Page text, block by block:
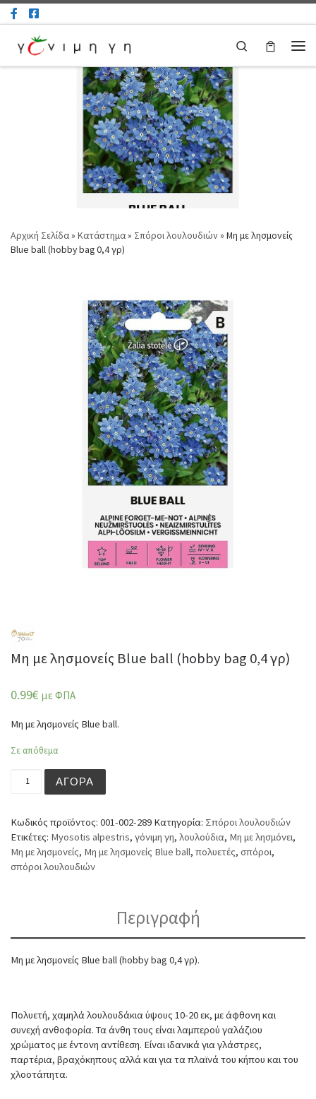
Μετάβαση στο περιεχόμενο
Search
Αρχική Σελίδα» Κατάστημα» Σπόροι λουλουδιών» Μη με λησμονείς
Blue ball (hobby bag 0,4 γρ)
Μη με λησμονείς Blue ball (hobby bag 0,4 γρ)
0.99€ με ΦΠΑ
Μη με λησμονείς Blue ball.
Σε απόθεμα
ΑΓΟΡΆ
Κωδικός προϊόντος: 001-002-289 Κατηγορία: Σπόροι λουλουδιών
Ετικέτες: Myosotis alpestris, γόνιμη γη, λουλούδια, Μη με λησμόνει,
Μη με λησμονείς, Μη με λησμονείς Blue ball, πολυετές, σπόροι,
σπόροι λουλουδιών
Περιγραφή
Μη με λησμονείς Blue ball (hobby bag 0,4 γρ).
Πολυετή, χαμηλά λουλουδάκια ύψους 10-20 εκ, με άφθονη και
συνεχή ανθοφορία. Τα άνθη τους είναι λαμπερού γαλάζιου
χρώματος με έντονη αντίθεση. Είναι ιδανικά για γλάστρες,
παρτέρια, βραχόκηπους αλλά και για τα πλαϊνά του κήπου και του
χλοοτάπητα.